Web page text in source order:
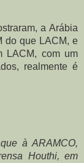
a Arábia
do que LACM, e
LACM, com um
realmente é
à ARAMCO,
Houthi, em